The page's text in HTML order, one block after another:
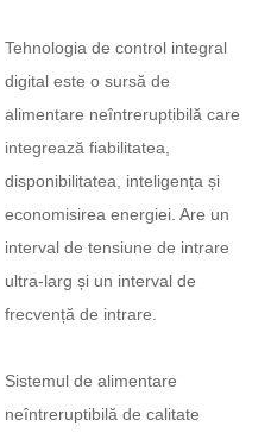
Tehnologia de control integral
digital este o sursă de
alimentare neîntreruptibilă care
integrează fiabilitatea,
disponibilitatea, inteligența și
economisirea energiei. Are un
interval de tensiune de intrare
ultra-larg și un interval de
frecvență de intrare.
Sistemul de alimentare
neîntreruptibilă de calitate